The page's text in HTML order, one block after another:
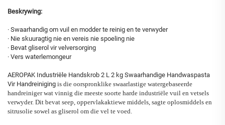
Beskrywing:
· Swaarhandig om vuil en modder te reinig en te verwyder
· Nie skuuragtig nie en vereis nie spoeling nie
· Bevat gliserol vir velversorging
· Vers waterlemongeur
AEROPAK Industriële Handskrob 2 L 2 kg Swaarhandige Handwaspasta
Vir Handreiniging is die oorspronklike swaarlastige watergebaseerde
handreiniger wat vinnig die meeste soorte harde industriële vuil en vetsels
verwyder. Dit bevat seep, oppervlakaktiewe middels, sagte oplosmiddels en
sitrusolie sowel as gliserol om die vel te voed.